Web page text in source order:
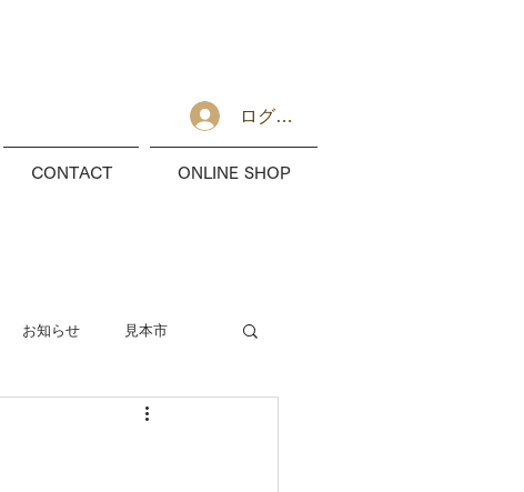
ログイン
CONTACT ONLINE SHOP
お知らせ 見本市